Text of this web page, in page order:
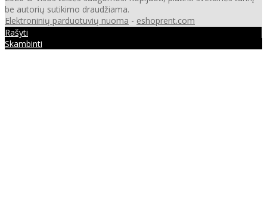
be autorių sutikimo draudžiama.
Elektroninių parduotuvių nuoma - eshoprent.com
Rašyti
Skambinti